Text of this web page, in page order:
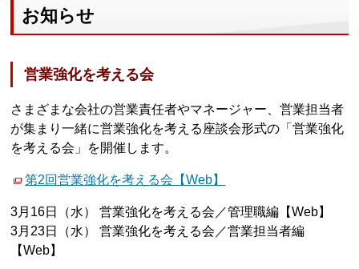
お知らせ
営業強化を考える会
さまざまな会社の営業責任者やマネージャー、営業担当者
が集まり一緒に営業強化を考える座談会形式の「営業強化
を考える会」を開催します。
第2回営業強化を考える会【Web】
3月16日（水） 営業強化を考える会／管理職編【Web】
3月23日（水） 営業強化を考える会／営業担当者編
【Web】